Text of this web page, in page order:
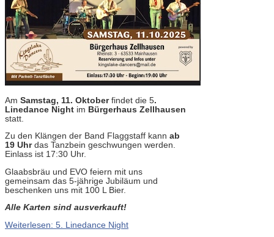
Am Samstag, 11. Oktoberfindet die 5.
Linedance Night im Bürgerhaus Zellhausen
statt.
Zu den Klängen der Band Flaggstaff kann ab
19 Uhrdas Tanzbein geschwungen werden.
Einlass ist 17:30 Uhr.
Glaabsbräu und EVO feiern mit uns
gemeinsam das 5-jährige Jubiläum und
beschenken uns mit 100 L Bier.
Alle Karten sind ausverkauft!
Weiterlesen: 5. Linedance Night